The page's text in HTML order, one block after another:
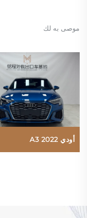
موصى به لك
أودي A3 2022